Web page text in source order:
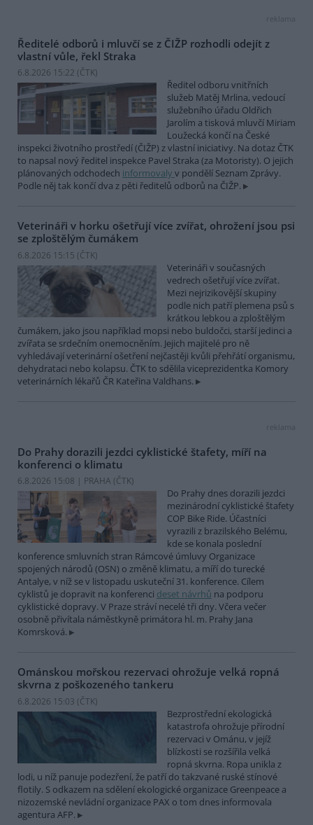
reklama
Ředitelé odborů i mluvčí se z ČIŽP rozhodli odejít z
vlastní vůle, řekl Straka
6.8.2026 15:22 (ČTK)
Ředitel odboru vnitřních
služeb Matěj Mrlina, vedoucí
služebního úřadu Oldřich
Jarolím a tisková mluvčí Miriam
Loužecká končí na České
inspekci životního prostředí (ČIŽP) z vlastní iniciativy. Na dotaz ČTK
to napsal nový ředitel inspekce Pavel Straka (za Motoristy). O jejich
plánovaných odchodech informovaly v pondělí Seznam Zprávy.
Podle něj tak končí dva z pěti ředitelů odborů na ČIŽP.
Veterináři v horku ošetřují více zvířat, ohrožení jsou psi
se zploštělým čumákem
6.8.2026 15:15 (ČTK)
Veterináři v současných
vedrech ošetřují více zvířat.
Mezi nejrizikovější skupiny
podle nich patří plemena psů s
krátkou lebkou a zploštělým
čumákem, jako jsou například mopsi nebo buldočci, starší jedinci a
zvířata se srdečním onemocněním. Jejich majitelé pro ně
vyhledávají veterinární ošetření nejčastěji kvůli přehřátí organismu,
dehydrataci nebo kolapsu. ČTK to sdělila viceprezidentka Komory
veterinárních lékařů ČR Kateřina Valdhans.
reklama
Do Prahy dorazili jezdci cyklistické štafety, míří na
konferenci o klimatu
6.8.2026 15:08 | PRAHA (ČTK)
Do Prahy dnes dorazili jezdci
mezinárodní cyklistické štafety
COP Bike Ride. Účastníci
vyrazili z brazilského Belému,
kde se konala poslední
konference smluvních stran Rámcové úmluvy Organizace
spojených národů (OSN) o změně klimatu, a míří do turecké
Antalye, v níž se v listopadu uskuteční 31. konference. Cílem
cyklistů je dopravit na konferenci deset návrhů na podporu
cyklistické dopravy. V Praze stráví necelé tři dny. Včera večer
osobně přivítala náměstkyně primátora hl. m. Prahy Jana
Komrsková.
Ománskou mořskou rezervaci ohrožuje velká ropná
skvrna z poškozeného tankeru
6.8.2026 15:03 (ČTK)
Bezprostřední ekologická
katastrofa ohrožuje přírodní
rezervaci v Ománu, v jejíž
blízkosti se rozšířila velká
ropná skvrna. Ropa unikla z
lodi, u níž panuje podezření, že patří do takzvané ruské stínové
flotily. S odkazem na sdělení ekologické organizace Greenpeace a
nizozemské nevládní organizace PAX o tom dnes informovala
agentura AFP.